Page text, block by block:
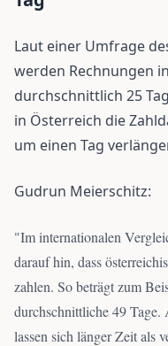
Laut einer Umfrage
werden Rechnungen
durchschnittlich 25
in Österreich die
um einen Tag
Gudrun Meierschitz:
"Im internationalen
darauf hin, dass
zahlen. So beträgt zum
durchschnittliche 49 Tage.
lassen sich länger Zeit als